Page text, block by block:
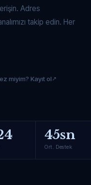
erişin. Adres
takip edin. Her
miyim? Kayıt ol
45sn
Ort. Destek